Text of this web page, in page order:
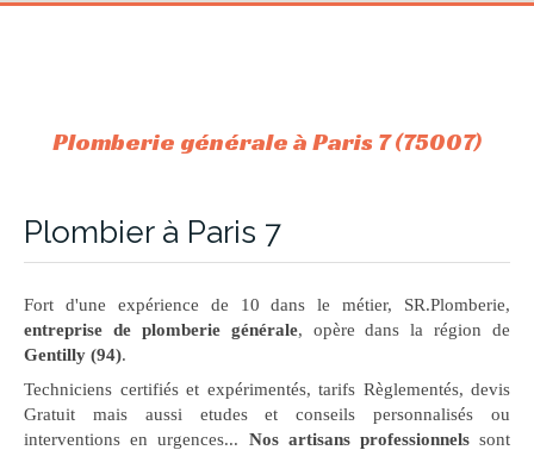
Plomberie générale à Paris 7 (75007)
Plombier à Paris 7
Fort d'une expérience de 10 dans le métier, SR.Plomberie,
entreprise de plomberie générale, opère dans la région de
Gentilly (94).
Techniciens certifiés et expérimentés, tarifs Règlementés, devis
Gratuit mais aussi etudes et conseils personnalisés ou
interventions en urgences... Nos artisans professionnelssont